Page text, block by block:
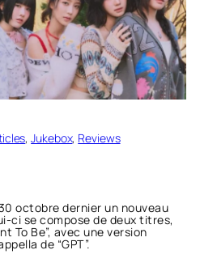
, Jukebox, Reviews
octobre dernier un nouveau
ci se compose de deux titres,
To Be”, avec une version
de “GPT”.